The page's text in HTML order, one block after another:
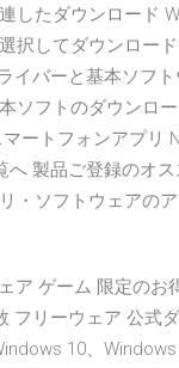
したダウンロード
択してダウンロー
イバーと基本ソフ
フトのダウンロ
ートフォンアプリ
製品ご登録のオ
・ソフトウェアの
ゲーム 限定のお
フリーウェア 公式
10、